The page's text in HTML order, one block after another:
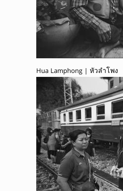
Hua Lamphong | หัวลำโพง